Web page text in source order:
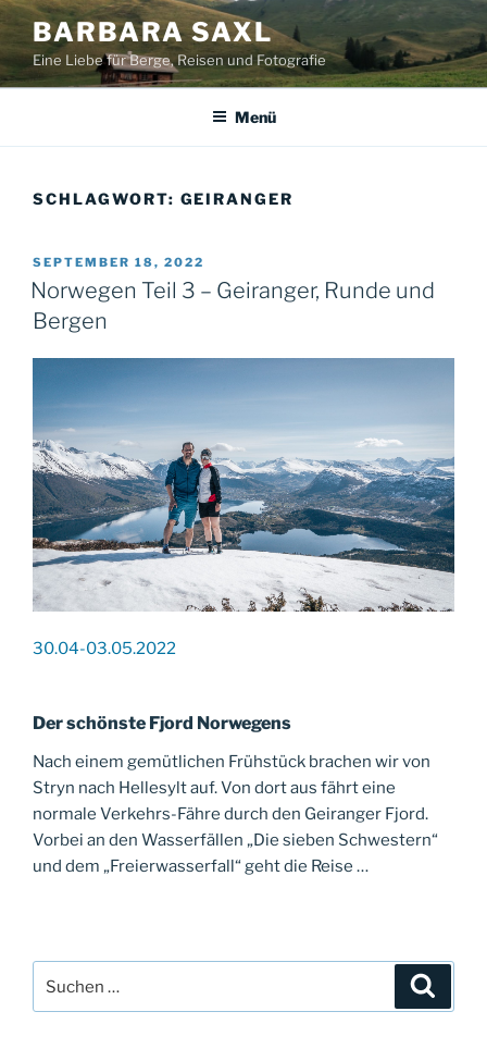
Zum
Inhalt
springen
BARBARA SAXL
Eine Liebe für Berge, Reisen und Fotografie
Menü
SCHLAGWORT: GEIRANGER
VERÖFFENTLICHT
AM
SEPTEMBER 18, 2022
Norwegen Teil 3 – Geiranger, Runde und
Bergen
30.04-03.05.2022
Der schönste Fjord Norwegens
Nach einem gemütlichen Frühstück brachen wir von
Stryn nach Hellesylt auf. Von dort aus fährt eine
normale Verkehrs-Fähre durch den Geiranger Fjord.
Vorbei an den Wasserfällen „Die sieben Schwestern“
und dem „Freierwasserfall“ geht die Reise …
nach: